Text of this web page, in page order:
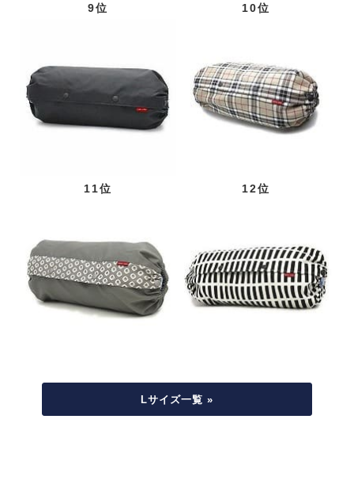
9位 10位
11位 12位
Lサイズ一覧 »